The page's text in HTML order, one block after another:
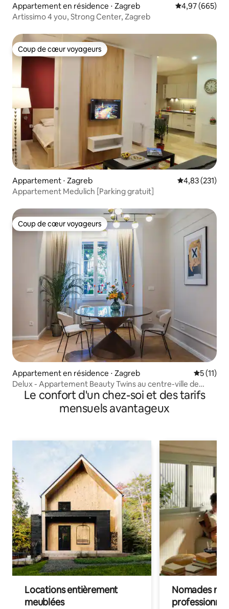
Appartement en résidence ⋅ Zagreb Évaluation
4,97 (665)
Artissimo 4 you, Strong Center, Zagreb
Coup de cœur voyageurs
Coup de cœur voyageurs
Appartement ⋅ Zagreb Évaluation
4,83 (231)
Appartement Medulich [Parking gratuit]
Coup de cœur voyageurs
Coup de cœur voyageurs
Appartement en résidence ⋅ Zagreb
5 (11)
Delux - Appartement Beauty Twins au centre-ville de
Zagreb
Le confort d'un chez-soi et des tarifs
mensuels avantageux
Locations entièrement
meublées
Nomades